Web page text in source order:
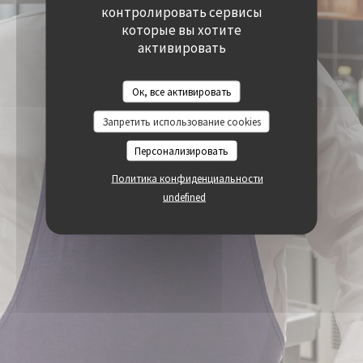
контролировать сервисы
которые вы хотите
активировать
Ок, все активировать
Запретить использование cookies
Персонализировать
Политика конфиденциальности
undefined
ДОСТУПНОСТЬ
((ОТКРЫВАЕТСЯ В НОВОМ ОКНЕ))